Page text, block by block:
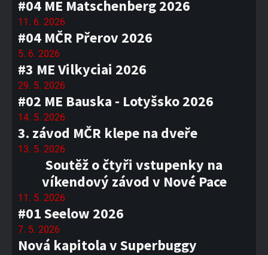
#04 ME Matschenberg 2026
11. 6. 2026
#04 MČR Přerov 2026
5. 6. 2026
#3 ME Vilkyciai 2026
29. 5. 2026
#02 ME Bauska - Lotyšsko 2026
14. 5. 2026
3. závod MČR klepe na dveře
13. 5. 2026
Soutěž o čtyři vstupenky na
víkendový závod v Nové Pace
11. 5. 2026
#01 Seelow 2026
7. 5. 2026
Nová kapitola v Superbuggy